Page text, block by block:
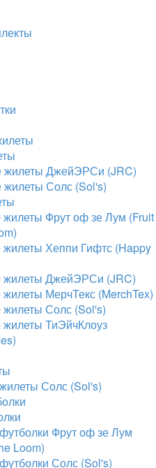
жилеты ДжейЭРСи (JRC)
Солс (Sol's)
Фрут оф зе Лум (Fruit
Хеппи Гифтс (Happy
жилеты ДжейЭРСи (JRC)
МерчТекс (MerchTex)
Солс (Sol's)
ТиЭйчКлоуз
Солс (Sol's)
Фрут оф зе Лум
Loom)
Солс (Sol's)